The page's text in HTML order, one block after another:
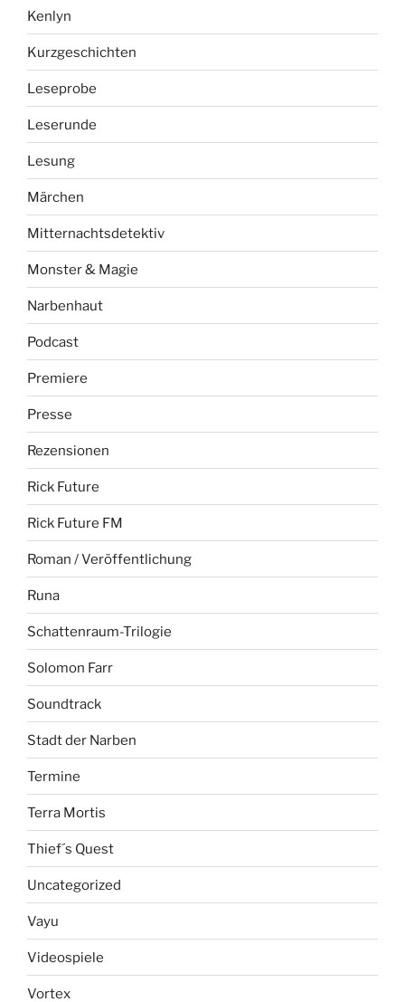
Kenlyn
Kurzgeschichten
Leseprobe
Leserunde
Lesung
Märchen
Mitternachtsdetektiv
Monster & Magie
Narbenhaut
Podcast
Premiere
Presse
Rezensionen
Rick Future
Rick Future FM
Roman / Veröffentlichung
Runa
Schattenraum-Trilogie
Solomon Farr
Soundtrack
Stadt der Narben
Termine
Terra Mortis
Thief´s Quest
Uncategorized
Vayu
Videospiele
Vortex